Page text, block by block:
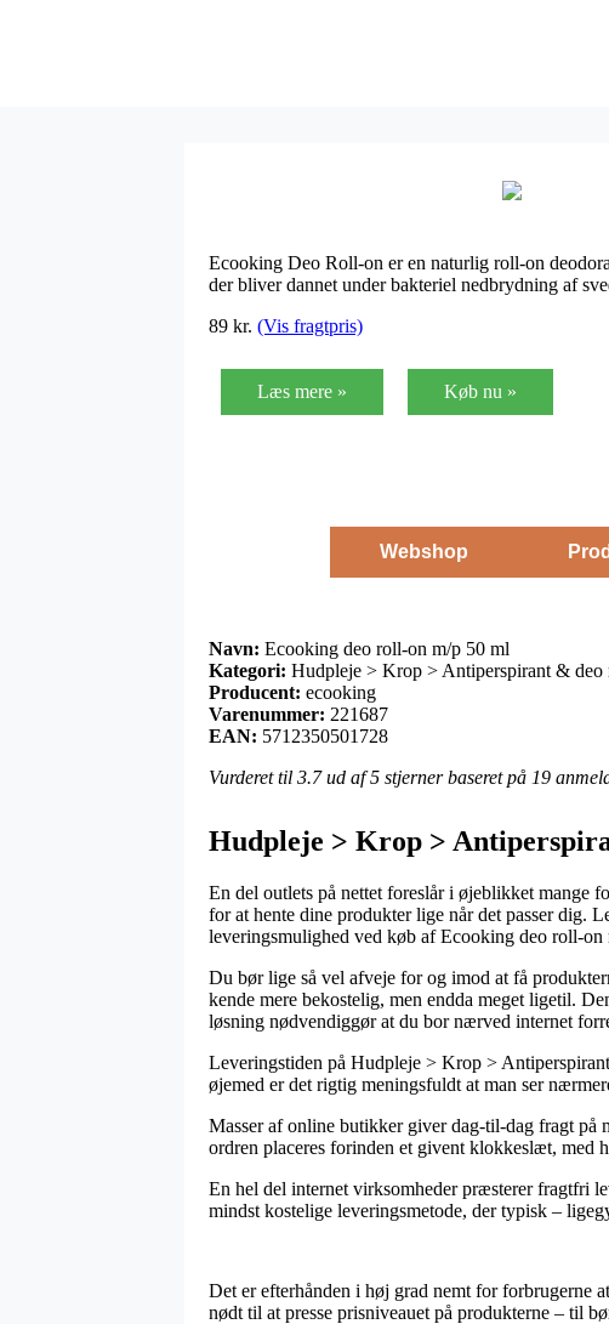
Ecooking Deo Roll-on er en naturlig roll-on
der bliver dannet under bakteriel nedbrydning af
89 kr. (Vis fragtpris)
Læs mere » Køb nu »
Webshop
Navn: Ecooking deo roll-on m/p 50 ml
Kategori: Hudpleje > Krop > Antiperspirant & deo
Producent: ecooking
Varenummer: 221687
EAN: 5712350501728
Vurderet til 3.7ud af 5 stjerner baseret på 19
Hudpleje > Krop >
En del outlets på nettet foreslår i øjeblikket mange
for at hente dine produkter lige når det passer dig.
leveringsmulighed ved køb af Ecooking deo roll-on
Du bør lige så vel afveje for og imod at få
kende mere bekostelig, men endda meget ligetil.
løsning nødvendiggør at du bor nærved internet
Leveringstiden på Hudpleje > Krop >
øjemed er det rigtig meningsfuldt at man ser
Masser af online butikker giver dag-til-dag fragt på
ordren placeres forinden et givent klokkeslæt, med
En hel del internet virksomheder præsterer fragtfri
mindst kostelige leveringsmetode, der typisk –
Det er efterhånden i høj grad nemt for forbrugerne
nødt til at presse prisniveauet på produkterne – til